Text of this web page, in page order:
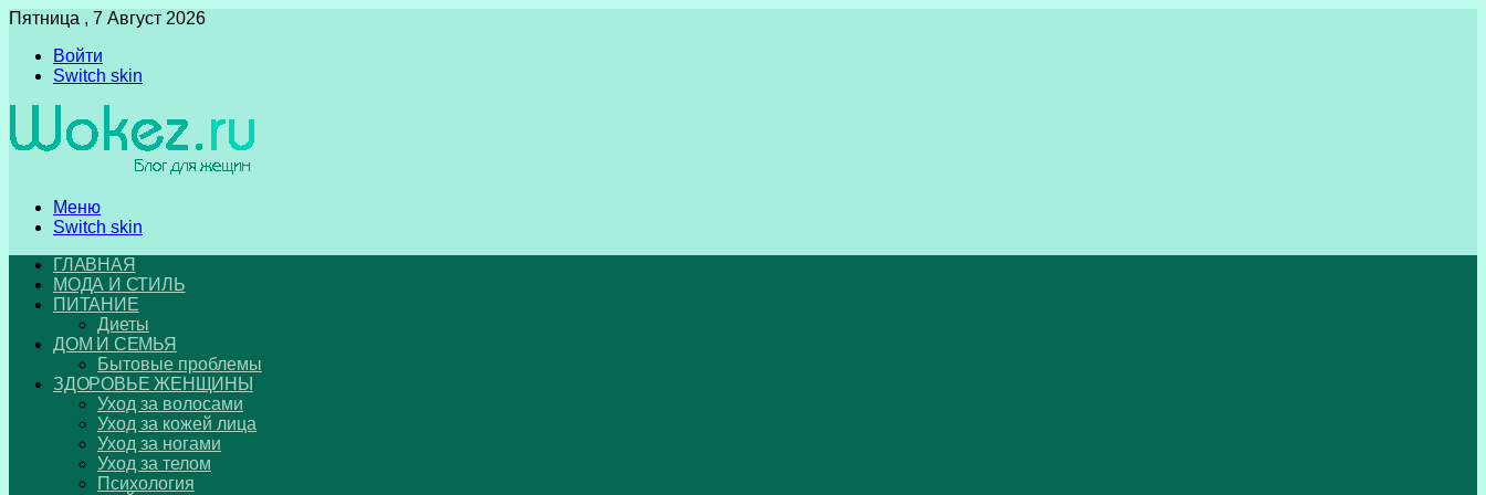
Пятница , 7 Август 2026
Войти
Switch skin
Меню
Switch skin
ГЛАВНАЯ
МОДА И СТИЛЬ
ПИТАНИЕ
Диеты
ДОМ И СЕМЬЯ
Бытовые проблемы
ЗДОРОВЬЕ ЖЕНЩИНЫ
Уход за волосами
Уход за кожей лица
Уход за ногами
Уход за телом
Психология